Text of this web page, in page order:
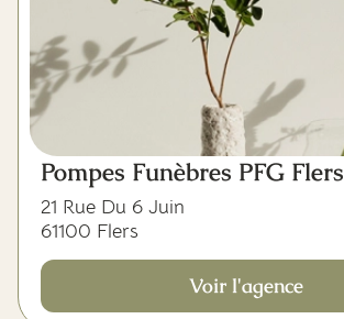
Pompes Funèbres PFG Flers
21 Rue Du 6 Juin
61100 Flers
Voir l'agence